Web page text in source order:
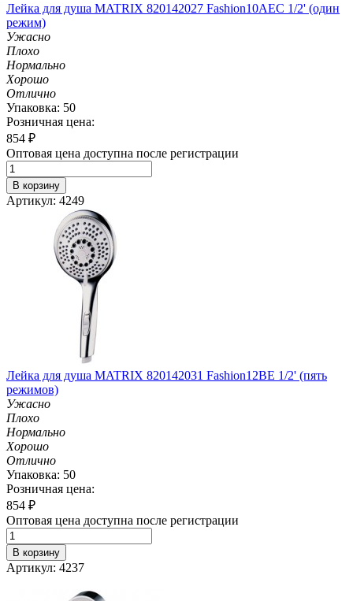
Лейка для душа MATRIX 820142027 Fashion10AEC 1/2' (один
режим)
Ужасно
Плохо
Нормально
Хорошо
Отлично
Упаковка: 50
Розничная цена:
854 ₽
Оптовая цена доступна после регистрации
В корзину
Артикул: 4249
Лейка для душа MATRIX 820142031 Fashion12BE 1/2' (пять
режимов)
Ужасно
Плохо
Нормально
Хорошо
Отлично
Упаковка: 50
Розничная цена:
854 ₽
Оптовая цена доступна после регистрации
В корзину
Артикул: 4237